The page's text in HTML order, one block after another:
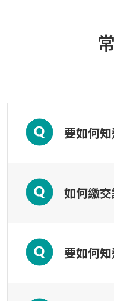
要如何
如何繳
要如何